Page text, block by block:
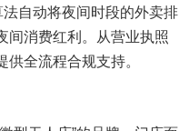
法自动将夜间时段的外卖排
间消费红利。从营业执照
全流程合规支持。